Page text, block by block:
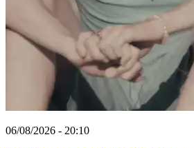
06/08/2026 - 20:10